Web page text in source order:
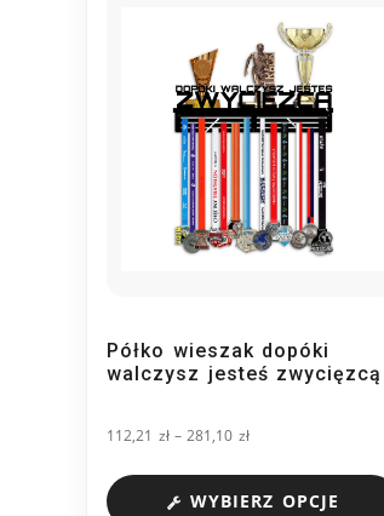
Półko wieszak dopóki
walczysz jesteś zwycięzcą
112,21 zł – 281,10 zł
WYBIERZ OPCJE